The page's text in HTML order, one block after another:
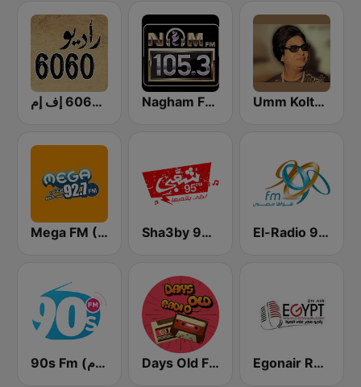
راديو 6060 إف إم Nagham FM 105.3 (نغم إف إم) Umm Kolthoum راديو أم كلثوم
Mega FM (ميجا إف إم) Sha3by 95 FM El-Radio‎ 9090 (الراديو٩٠٩٠)
90s Fm (تسعينات اف ام) Days Old FM Egonair Radio (راديو مصر على الهوا)